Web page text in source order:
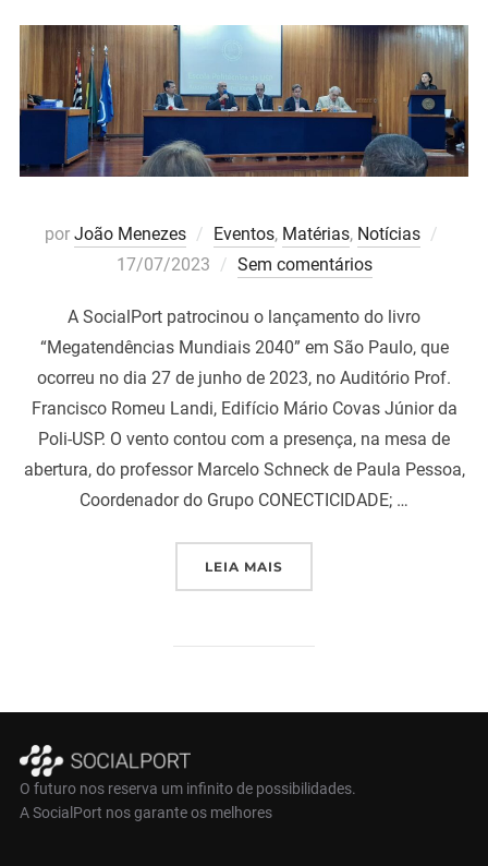
por João Menezes Eventos, Matérias, Notícias
17/07/2023 Sem comentários
A SocialPort patrocinou o lançamento do livro
“Megatendências Mundiais 2040” em São Paulo, que
ocorreu no dia 27 de junho de 2023, no Auditório Prof.
Francisco Romeu Landi, Edifício Mário Covas Júnior da
Poli-USP. O vento contou com a presença, na mesa de
abertura, do professor Marcelo Schneck de Paula Pessoa,
Coordenador do Grupo CONECTICIDADE; …
LEIA MAIS
O futuro nos reserva um infinito de possibilidades.
A SocialPort nos garante os melhores